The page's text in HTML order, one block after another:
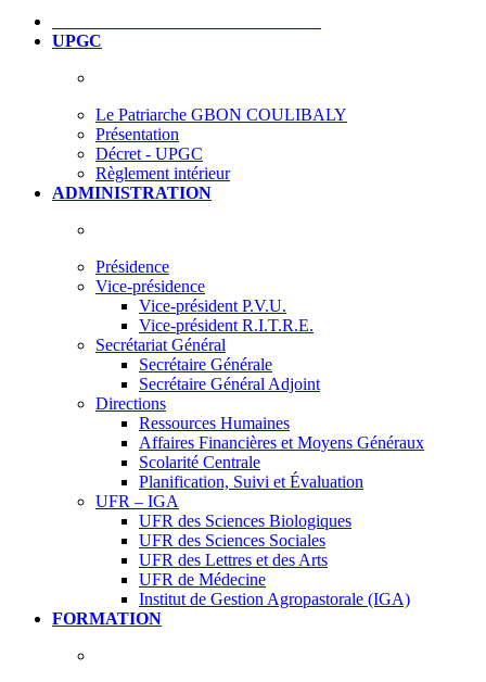
UPGC
Le Patriarche GBON COULIBALY
Présentation
Décret - UPGC
Règlement intérieur
ADMINISTRATION
Présidence
Vice-présidence
Vice-président P.V.U.
Vice-président R.I.T.R.E.
Secrétariat Général
Secrétaire Générale
Secrétaire Général Adjoint
Directions
Ressources Humaines
Affaires Financières et Moyens Généraux
Scolarité Centrale
Planification, Suivi et Évaluation
UFR – IGA
UFR des Sciences Biologiques
UFR des Sciences Sociales
UFR des Lettres et des Arts
UFR de Médecine
Institut de Gestion Agropastorale (IGA)
FORMATION